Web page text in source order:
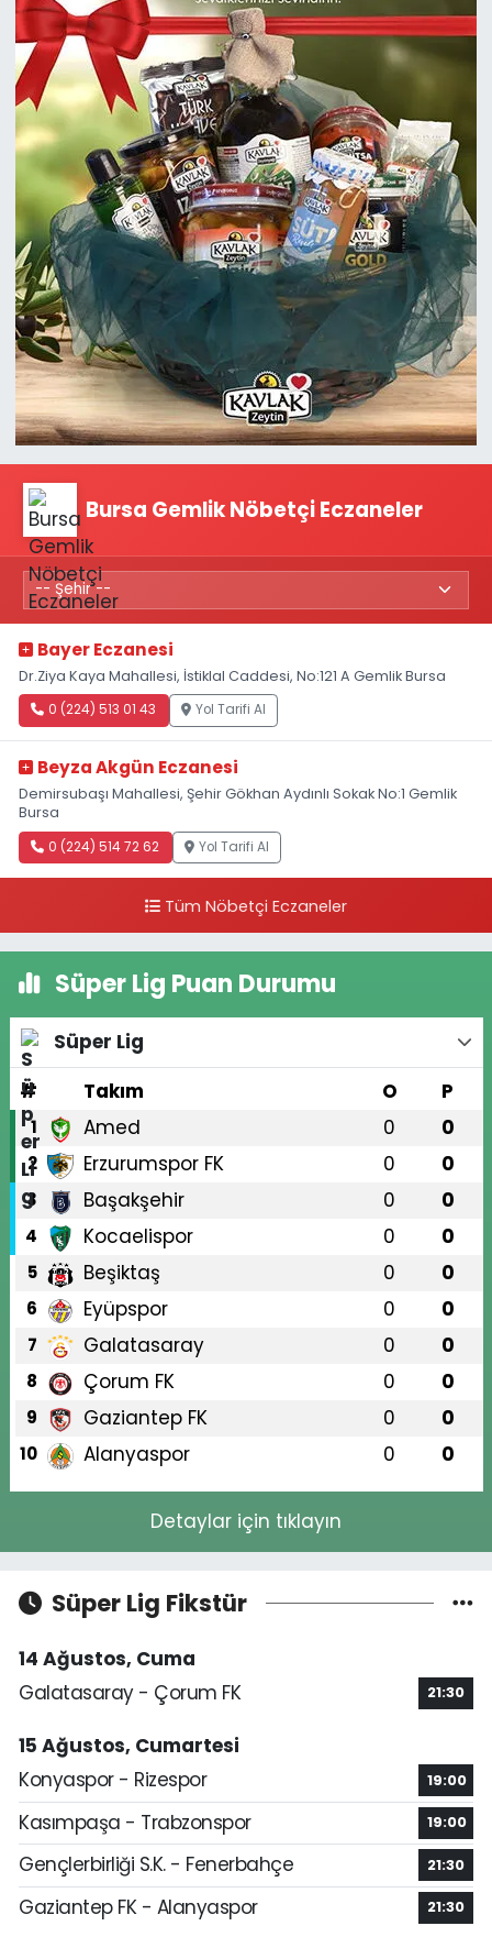
Bursa Gemlik Nöbetçi Eczaneler
Bayer Eczanesi
Dr.Ziya Kaya Mahallesi, İstiklal Caddesi, No:121 A Gemlik Bursa
0 (224) 513 01 43 Yol Tarifi Al
Beyza Akgün Eczanesi
Demirsubaşı Mahallesi, Şehir Gökhan Aydınlı Sokak No:1 Gemlik
Bursa
0 (224) 514 72 62 Yol Tarifi Al
Tüm Nöbetçi Eczaneler
Süper Lig Puan Durumu
Süper Lig
#
Takım O P
1 Amed 0 0
2 Erzurumspor FK 0 0
3 Başakşehir 0 0
4 Kocaelispor 0 0
5 Beşiktaş 0 0
6 Eyüpspor 0 0
7 Galatasaray 0 0
8 Çorum FK 0 0
9 Gaziantep FK 0 0
10 Alanyaspor 0 0
Detaylar için tıklayın
Süper Lig Fikstür
14 Ağustos, Cuma
Galatasaray - Çorum FK
21:30
15 Ağustos, Cumartesi
Konyaspor - Rizespor
19:00
Kasımpaşa - Trabzonspor 19:00
Gençlerbirliği S.K. - Fenerbahçe 21:30
Gaziantep FK - Alanyaspor 21:30